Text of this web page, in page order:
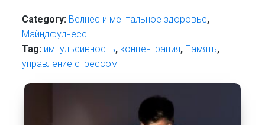
Category: Велнес и ментальное здоровье,
Майндфулнесс
Tag: импульсивность, концентрация, Память,
управление стрессом